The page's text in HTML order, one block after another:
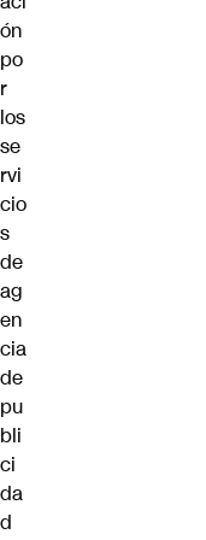
ón
po
r
los
se
rvi
cio
s
de
ag
en
cia
de
pu
bli
ci
da
d